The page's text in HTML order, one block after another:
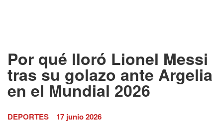
Por qué lloró Lionel Messi
tras su golazo ante Argelia
en el Mundial 2026
DEPORTES 17 junio 2026